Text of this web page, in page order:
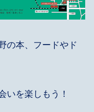
の本、フードやド
いを楽しもう！